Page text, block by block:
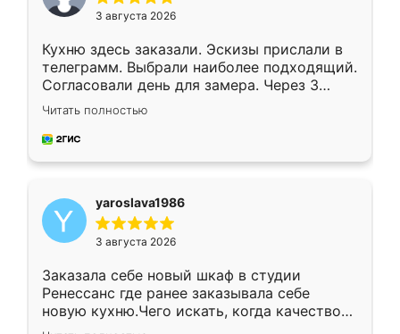
3 августа 2026
Кухню здесь заказали. Эскизы прислали в
телеграмм. Выбрали наиболее подходящий.
Согласовали день для замера. Через 3
недели кухня была уже готова. Остались
довольны работой. Спасибо Ренессанс
мебель за качественную работу!
Читать полностью
yaroslava1986
3 августа 2026
Заказала себе новый шкаф в студии
Ренессанс где ранее заказывала себе
новую кухню.Чего искать, когда качеством
вполне довольна. Служит кухня уже почти